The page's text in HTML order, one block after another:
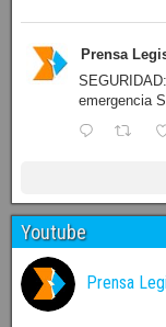
Prensa
emergencia
Youtube
Prensa